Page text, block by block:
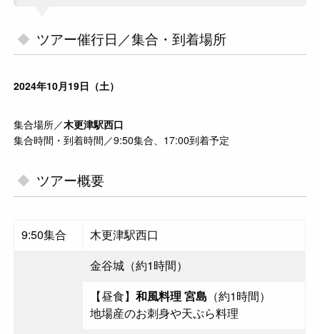
ツアー催行日／集合・到着場所
2024年10月19日（土）
集合場所／木更津駅西口
集合時間・到着時間／9:50集合、17:00到着予定
ツアー概要
9:50集合
木更津駅西口
金谷城（約1時間）
【昼食】和風料理 宮島 （約1時間）
地場産のお刺身や天ぷら料理